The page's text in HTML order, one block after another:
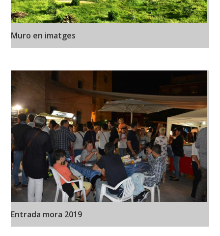
Muro en imatges
Entrada mora 2019